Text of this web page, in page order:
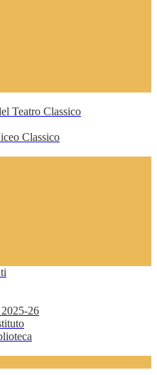
Teatro Classico
Classico
26